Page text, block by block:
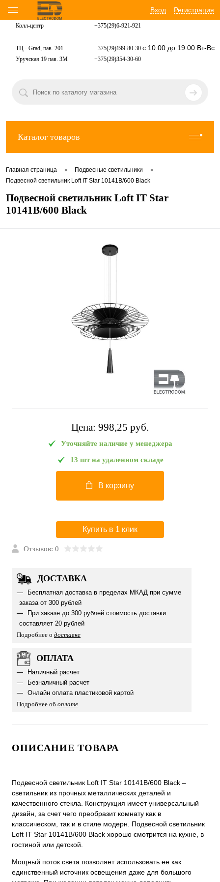
Вход Регистрация
Колл-центр +375(29)6-921-921
ТЦ - Grad, пав. 201 +375(29)199-80-30 с 10:00 до 19:00 Вт-Вс
Уручская 19 пав. 3М +375(29)354-30-60
Каталог товаров
Главная страница • Подвесные светильники •
Подвесной светильник Loft IT Star 10141B/600 Black
Подвесной светильник Loft IT Star
10141B/600 Black
Цена: 998,25 pуб.
Уточняйте наличие у менеджера
13 шт на удаленном складе
В корзину
Купить в 1 клик
Отзывов: 0
ДОСТАВКА
Бесплатная доставка в пределах МКАД при сумме
заказа от 300 рублей
При заказе до 300 рублей стоимость доставки
составляет 20 рублей
Подробнее о доставке
ОПЛАТА
Наличный расчет
Безналичный расчет
Онлайн оплата пластиковой картой
Подробнее об оплате
ОПИСАНИЕ ТОВАРА
Подвесной светильник Loft IT Star 10141B/600 Black –
светильник из прочных металлических деталей и
качественного стекла. Конструкция имеет универсальный
дизайн, за счет чего преобразит комнату как в
классическом, так и в стиле модерн. Подвесной светильник
Loft IT Star 10141B/600 Black хорошо смотрится на кухне, в
гостиной или детской.
Мощный поток света позволяет использовать ее как
единственный источник освещения даже для большого